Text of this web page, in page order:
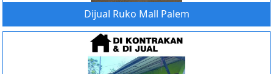
Dijual Ruko Mall Palem